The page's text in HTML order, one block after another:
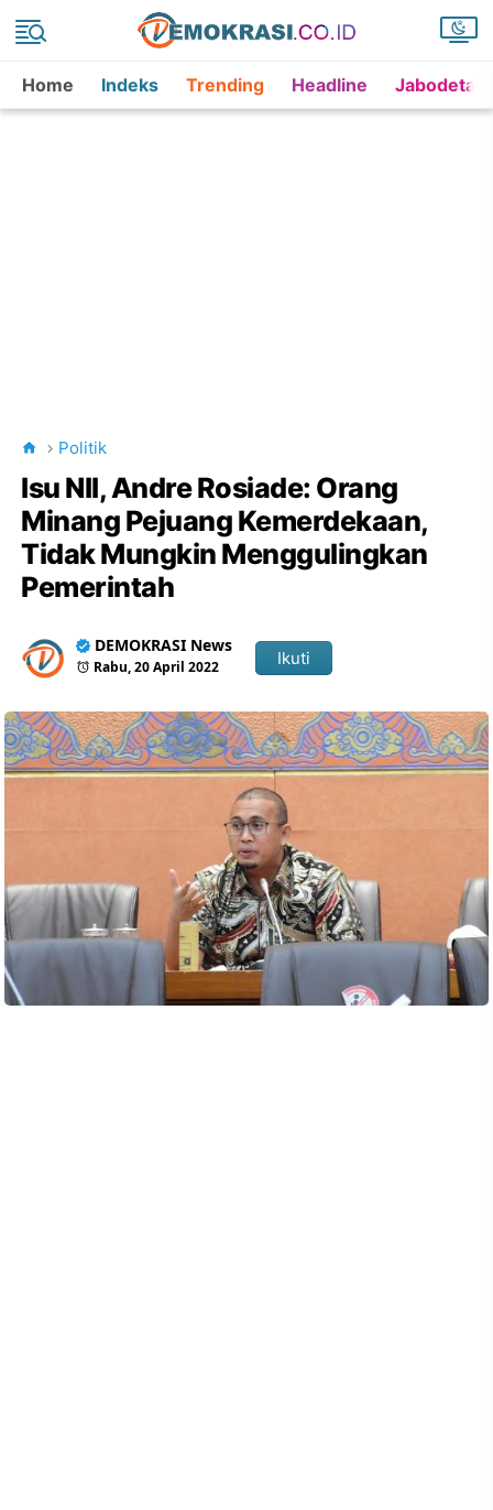
Home Indeks Trending Headline
Politik
Isu NII, Andre Rosiade: Orang
Minang Pejuang Kemerdekaan,
Tidak Mungkin Menggulingkan
Pemerintah
DEMOKRASI News
Rabu, 20 April 2022 Ikuti